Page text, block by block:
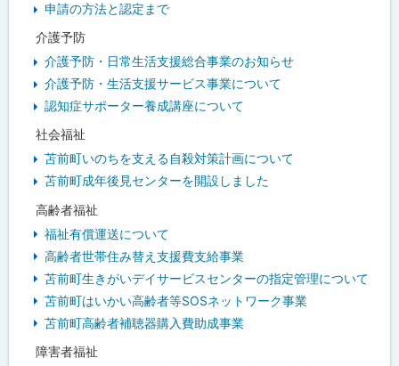
申請の方法と認定まで
介護予防
介護予防・日常生活支援総合事業のお知らせ
介護予防・生活支援サービス事業について
認知症サポーター養成講座について
社会福祉
苫前町いのちを支える自殺対策計画について
苫前町成年後見センターを開設しました
高齢者福祉
福祉有償運送について
高齢者世帯住み替え支援費支給事業
苫前町生きがいデイサービスセンターの指定管理について
苫前町はいかい高齢者等SOSネットワーク事業
苫前町高齢者補聴器購入費助成事業
障害者福祉